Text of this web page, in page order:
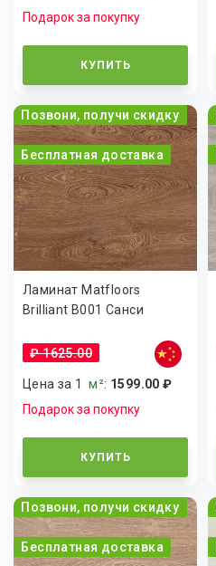
Подарок за покупку
КУПИТЬ
Позвони, получи скидку
Бесплатная доставка
Ламинат Matfloors
Brilliant B001 Санси
₽ 1625.00
Цена за 1м²: 1599.00 ₽
Подарок за покупку
КУПИТЬ
Позвони, получи скидку
Бесплатная доставка